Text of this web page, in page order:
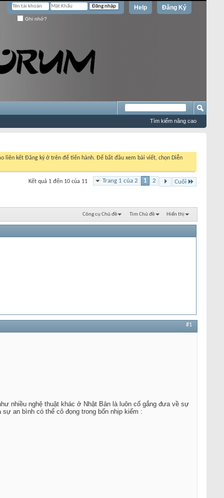
Đăng Ký
Help
Ghi nhớ?
Tìm kiếm nâng cao
liên kết Đăng ký ở trên để tiến hành. Để bắt đầu xem bài viết, chọn Diễn
Trang 1 của 2 1 2 Cuối
Kết quả 1 đến 10 của 11
Công cụ Chủ đề Tìm Chủ đề Hiển thị
#1
nhiều nghệ thuật khác ở Nhật Bản là luôn cố gắng đưa về sự
an bình có thể cô đọng trong bốn nhịp kiếm :